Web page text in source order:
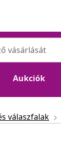
Aukciók
válaszfalak